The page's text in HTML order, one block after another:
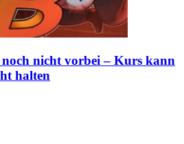
nicht vorbei – Kurs kann
halten